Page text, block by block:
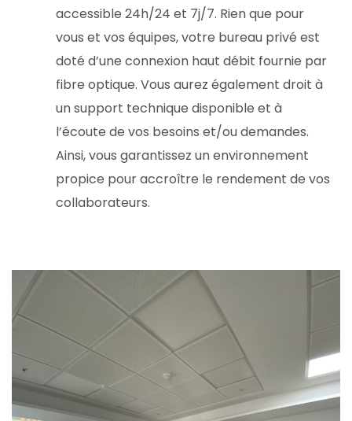
accessible 24h/24 et 7j/7. Rien que pour
vous et vos équipes, votre bureau privé est
doté d’une connexion haut débit fournie par
fibre optique. Vous aurez également droit à
un support technique disponible et à
l’écoute de vos besoins et/ou demandes.
Ainsi, vous garantissez un environnement
propice pour accroître le rendement de vos
collaborateurs.